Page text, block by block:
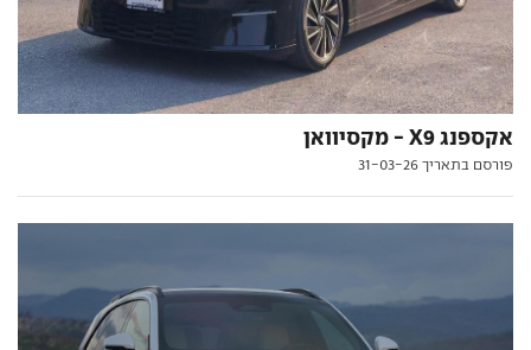
אקספנג X9 - מקסיוואן
פורסם בתאריך 31-03-26